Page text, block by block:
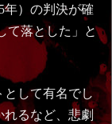
年）の判決が確
て落とした」と
として有名でし
るなど、悲劇